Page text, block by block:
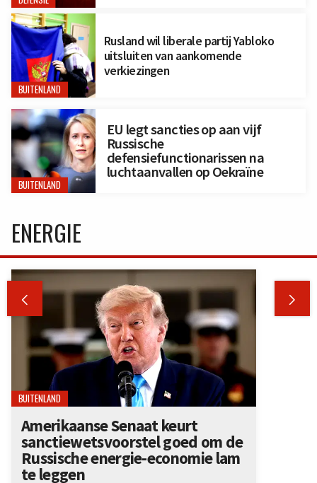
BUITENLAND
Rusland wil liberale partij Yabloko
uitsluiten van aankomende
verkiezingen
BUITENLAND
EU legt sancties op aan vijf
Russische
defensiefunctionarissen na
luchtaanvallen op Oekraïne
ENERGIE
 
BUITENLAND
Amerikaanse Senaat keurt
sanctiewetsvoorstel goed om de
Russische energie-economie lam
te leggen